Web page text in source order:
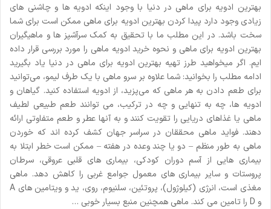
بهترین ادویه برای ماهی در دنیا با وجود اینکه ادویه ها و چاشنی های
زیادی وجود دارد پیدا کردن بهترین ادویه برای ماهی ممکن است برای شما
سخت باشد. در این مطلب ما با تحقیق به کمک سرآشپز ها و ماهیگیران
بهترین ادویه برای ماهی و نحوه خرید ادویه ماهی را مورد بررسی قرار داده
ایم. اگر میخواهید طرز تهیه بهترین ادویه برای ماهی در دنیا یاد بگیرید
ادامه مطلب را بخوانید: شما علاوه بر سرو ماهی با یک طرف لیمو، می‌توانید
برای طعم دادن به هر ماهی که می‌پزید، از ادویه استفاده کنید. گیاهان و
ادویه ها، چه به تنهایی و چه در ترکیب، می توانند طعم طبیعی لطیف
ماهی یا غذاهای دریایی را تقویت کنند و به آنها عطر و طعم متفاوتی ارائه
دهند. فواید ماهی محققان در سراسر جهان کشف کرده اند که خوردن
ماهی به طور منظم – دو یا چند وعده در هفته – ممکن است خطر ابتلا به
بیماری هایی از آسم دوران کودکی، بیماری های قلبی عروقی، سرطان
پروستات و سایر بیماری های معمول جوامع غربی را کاهش دهد. ماهی
مغذی است، انرژی (کیلوژول)، پروتئین، سلنیوم، روی، ید و ویتامین های A
و D را تامین می کند. ماهی همچنین منبع بسیار خوبی …